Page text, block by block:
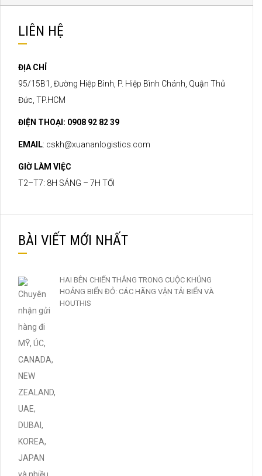
LIÊN HỆ
ĐỊA CHỈ
95/15B1, Đường Hiệp Bình, P. Hiệp Bình Chánh, Quận Thủ
Đức, TP.HCM
ĐIỆN THOẠI: 0908 92 82 39
EMAIL: cskh@xuananlogistics.com
GIỜ LÀM VIỆC
T2–T7: 8H SÁNG – 7H TỐI
BÀI VIẾT MỚI NHẤT
HAI BÊN CHIẾN THẮNG TRONG CUỘC KHỦNG
HOẢNG BIỂN ĐỎ: CÁC HÃNG VẬN TẢI BIỂN VÀ
HOUTHIS